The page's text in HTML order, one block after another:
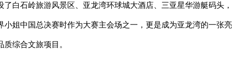
白石岭旅游风景区、亚龙湾环球城大酒店、三亚星华游艇码头，
姐中国总决赛时作为大赛主会场之一，更是成为亚龙湾的一张亮
综合文旅项目。